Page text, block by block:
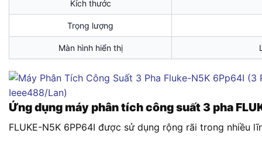
Kích thước
Trọng lượng
Màn hình hiển thị
Ứng dụng máy phân tích công suất 3 pha
FLUKE-N5K 6PP64I được sử dụng rộng rãi trong nhiều